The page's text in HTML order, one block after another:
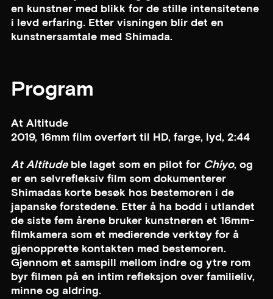
en kunstner med blikk for de stille intensitetene
i levd erfaring. Etter visningen blir det en
kunstnersamtale med Shimada.
Program
At Altitude
2019, 16mm film overført til HD, farge, lyd, 2:44
At Altitudeble laget som en pilot for Chiyo, og
er en selvrefleksiv film som dokumenterer
Shimadas korte besøk hos bestemoren i de
japanske forstedene. Etter å ha bodd i utlandet
de siste fem årene bruker kunstneren et 16mm-
filmkamera som et medierende verktøy for å
gjenopprette kontakten med bestemoren.
Gjennom et samspill mellom indre og ytre rom
byr filmen på en intim refleksjon over familieliv,
minne og aldring.